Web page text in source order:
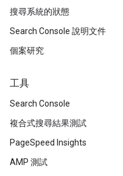
搜尋系統的狀態
Search Console 說明文件
個案研究
工具
Search Console
複合式搜尋結果測試
PageSpeed Insights
AMP 測試